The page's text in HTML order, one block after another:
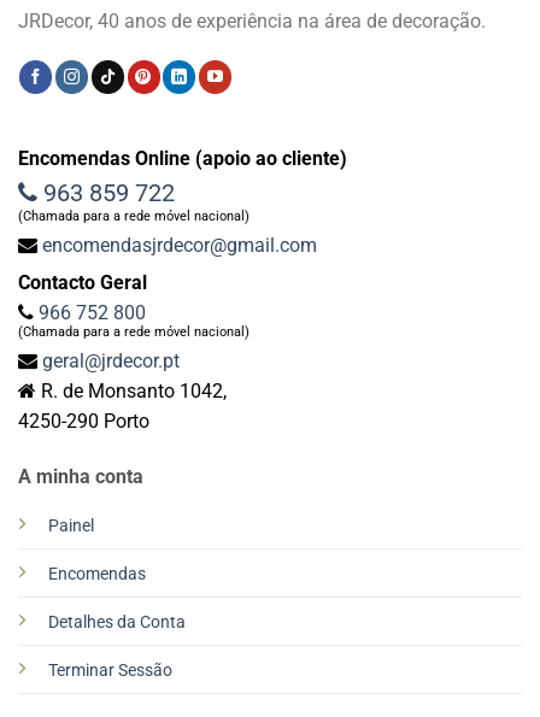
JRDecor, 40 anos de experiência na área de decoração.
A minha conta
Painel
Encomendas
Detalhes da Conta
Terminar Sessão
Encomendas Online (apoio ao cliente)
963 859 722
(Chamada para a rede móvel nacional)
encomendasjrdecor@gmail.com
Contacto Geral
966 752 800
(Chamada para a rede móvel nacional)
geral@jrdecor.pt
R. de Monsanto 1042,
4250-290 Porto